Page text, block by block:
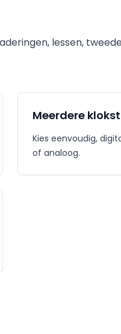
lessen,
Meerdere
Kies eenvoudig,
of analoog.